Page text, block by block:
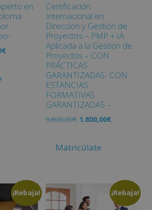
en
€
Certificación
Internacional en
Dirección y Gestión de
Proyectos – PMP + IA
Aplicada a la Gestión de
Proyectos – CON
PRÁCTICAS
GARANTIZADAS- CON
ESTANCIAS
FORMATIVAS
GARANTIZADAS –
3.600,00€ 1.800,00€
Matricúlate
¡Rebaja! ¡Rebaja!